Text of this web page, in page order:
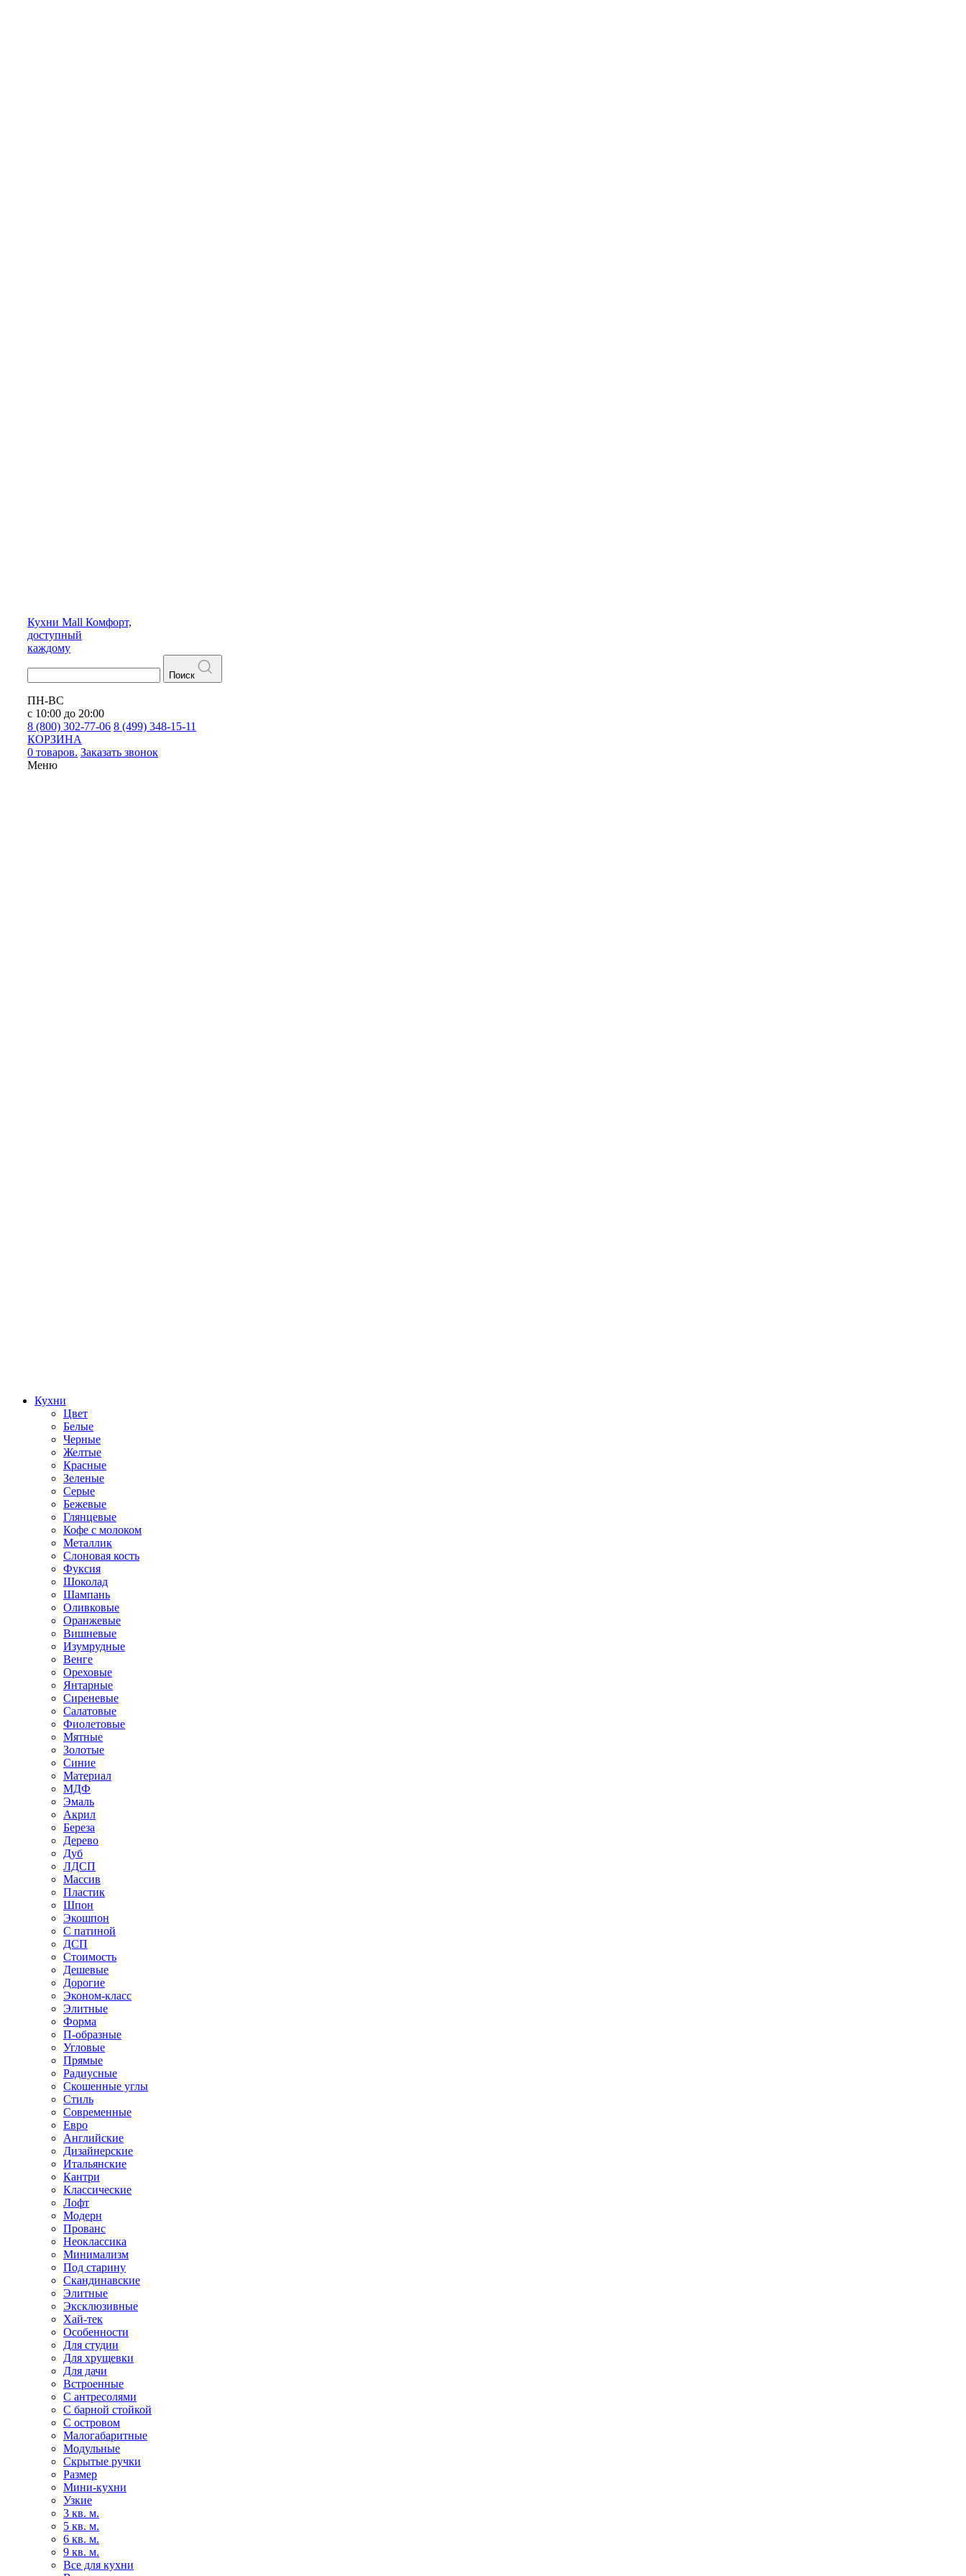
Кухни Mall Комфорт,
доступный
каждому
Поиск
ПН-ВС
с 10:00 до 20:00
8 (800) 302-77-06 8 (499) 348-15-11
КОРЗИНА
0 товаров. Заказать звонок
Меню
Кухни
Цвет
Белые
Черные
Желтые
Красные
Зеленые
Серые
Бежевые
Глянцевые
Кофе с молоком
Металлик
Слоновая кость
Фуксия
Шоколад
Шампань
Оливковые
Оранжевые
Вишневые
Изумрудные
Венге
Ореховые
Янтарные
Сиреневые
Салатовые
Фиолетовые
Мятные
Золотые
Синие
Материал
МДФ
Эмаль
Акрил
Береза
Дерево
Дуб
ЛДСП
Массив
Пластик
Шпон
Экошпон
С патиной
ДСП
Стоимость
Дешевые
Дорогие
Эконом-класс
Элитные
Форма
П-образные
Угловые
Прямые
Радиусные
Скошенные углы
Стиль
Современные
Евро
Английские
Дизайнерские
Итальянские
Кантри
Классические
Лофт
Модерн
Прованс
Неоклассика
Минимализм
Под старину
Скандинавские
Элитные
Эксклюзивные
Хай-тек
Особенности
Для студии
Для хрущевки
Для дачи
Встроенные
С антресолями
С барной стойкой
С островом
Малогабаритные
Модульные
Скрытые ручки
Размер
Мини-кухни
Узкие
3 кв. м.
5 кв. м.
6 кв. м.
9 кв. м.
Все для кухни